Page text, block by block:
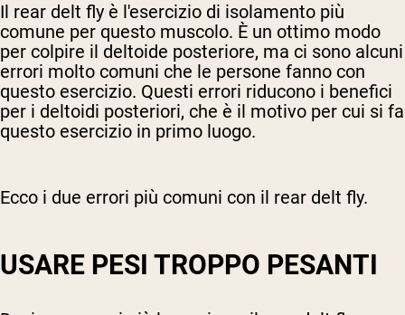
Il rear delt fly è l'esercizio di isolamento più
comune per questo muscolo. È un ottimo modo
per colpire il deltoide posteriore, ma ci sono alcuni
errori molto comuni che le persone fanno con
questo esercizio. Questi errori riducono i benefici
per i deltoidi posteriori, che è il motivo per cui si fa
questo esercizio in primo luogo.
Ecco i due errori più comuni con il rear delt fly.
USARE PESI TROPPO PESANTI